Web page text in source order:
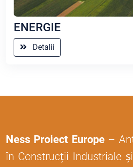
ENERGIE
Detalii
Ness Proiect Europe–
în Construcții Industriale